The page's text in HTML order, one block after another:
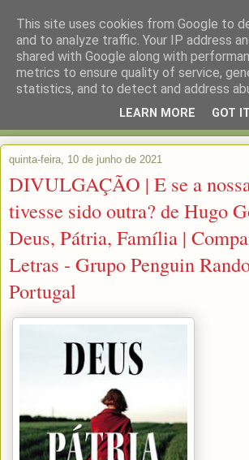
quinta-feira, 10 de junho de 2021
DIVULGAÇÃO | E se a
tivesse sido outra? de Hugo
Deus, Pátria, Família |
Letras - Grupo Penguin
Portugal
This site uses cookies from Google to
and to analyze traffic. Your IP address
shared with Google along with
metrics to ensure quality of service,
statistics, and to detect and address
LEARN MORE GOT IT